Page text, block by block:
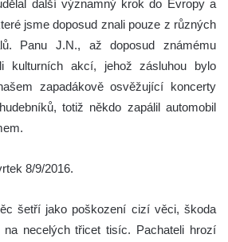
další významný krok do Evropy a
jsme doposud znali pouze z různých
Panu J.N., až doposud známému
kulturních akcí, jehož zásluhou bylo
zapadákově osvěžující koncerty
totiž někdo zapálil automobil
8/9/2016.
šetří jako poškození cizí věci, škoda
necelých třicet tisíc. Pachateli hrozí